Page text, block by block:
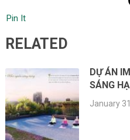
Pin It
RELATED
DỰ ÁN
SÁNG
January